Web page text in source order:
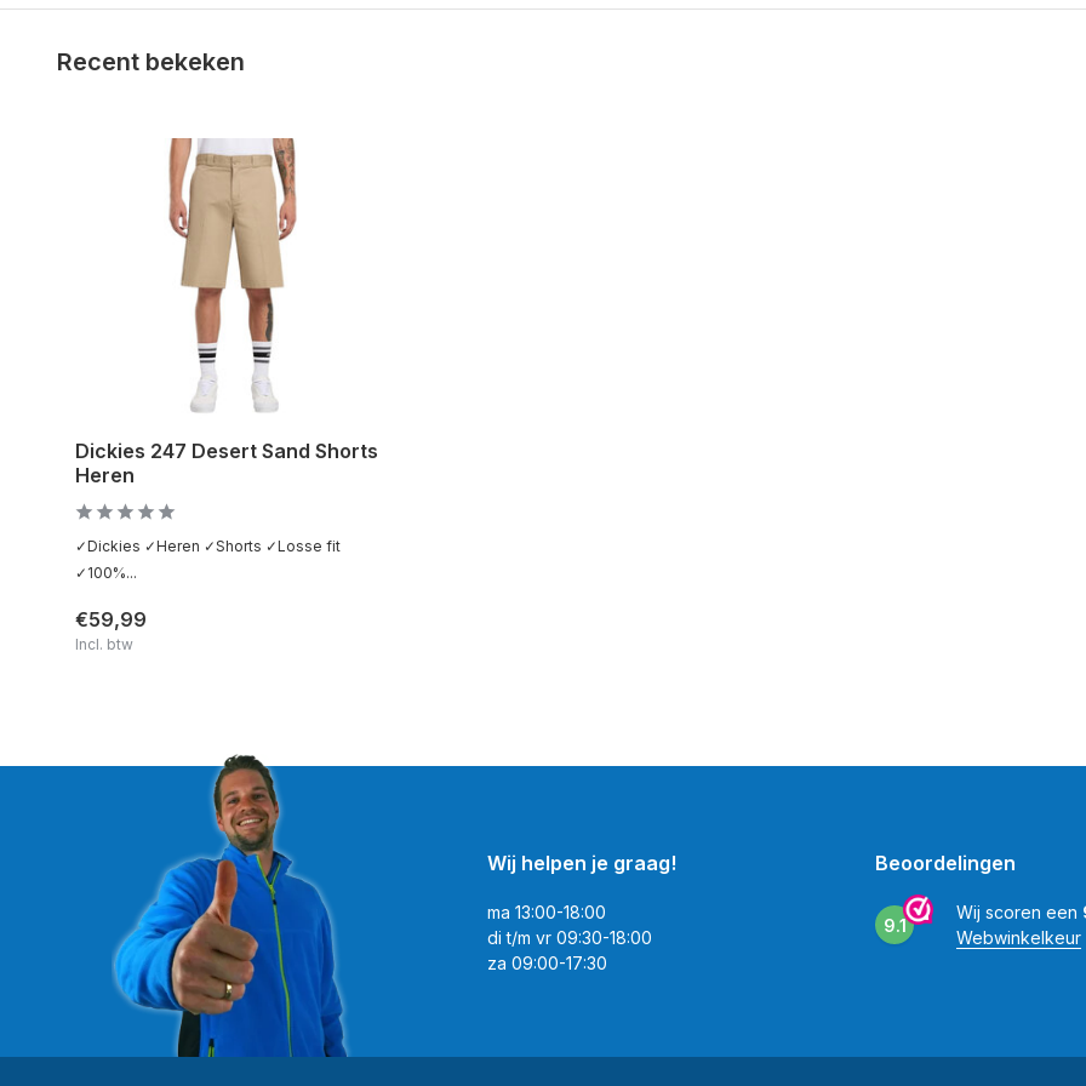
Recent bekeken
Dickies 247 Desert Sand Shorts
Heren
✓Dickies ✓Heren ✓Shorts ✓Losse fit
✓100%...
€59,99
Incl. btw
Wij helpen je graag!
ma 13:00-18:00
di t/m vr 09:30-18:00
za 09:00-17:30
Beoordelingen
9.1
Wij scoren een
Webwinkelkeur